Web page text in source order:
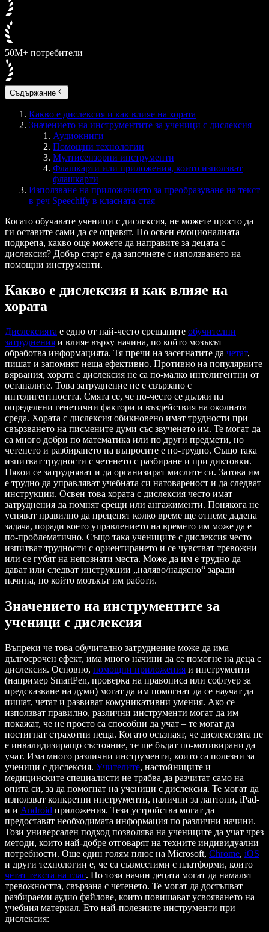
50M+ потребители
Съдържание
Какво е дислексия и как влияе на хората
Значението на инструментите за ученици с дислексия
Аудиокниги
Помощни технологии
Мултисензорни инструменти
Флашкарти или приложения, които използват
флашкарти
Използване на приложението за преобразуване на текст
в реч Speechify в класната стая
Когато обучавате ученици с дислексия, не можете просто да
ги оставите сами да се оправят. Но освен емоционалната
подкрепа, какво още можете да направите за децата с
дислексия? Добър старт е да започнете с използването на
помощни инструменти.
Какво е дислексия и как влияе на
хората
Дислексията е едно от най-често срещаните обучителни
затруднения и влияе върху начина, по който мозъкът
обработва информацията. Тя пречи на засегнатите да четат,
пишат и запомнят неща ефективно. Противно на популярните
вярвания, хората с дислексия не са по-малко интелигентни от
останалите. Това затруднение не е свързано с
интелигентността. Смята се, че по-често се дължи на
определени генетични фактори и въздействия на околната
среда. Хората с дислексия обикновено имат трудности при
свързването на писмените думи със звученето им. Те могат да
са много добри по математика или по други предмети, но
четенето и разбирането на въпросите е по-трудно. Също така
изпитват трудности с четенето с разбиране и при диктовки.
Някои се затрудняват и да организират мислите си. Затова им
е трудно да управляват учебната си натовареност и да следват
инструкции. Освен това хората с дислексия често имат
затруднения да помнят срещи или ангажименти. Понякога не
успяват правилно да преценят колко време ще отнеме дадена
задача, поради което управлението на времето им може да е
по-проблематично. Също така учениците с дислексия често
изпитват трудности с ориентирането и се чувстват тревожни
или се губят на непознати места. Може да им е трудно да
дават или следват инструкции „наляво/надясно“ заради
начина, по който мозъкът им работи.
Значението на инструментите за
ученици с дислексия
Въпреки че това обучително затруднение може да има
дългосрочен ефект, има много начини да се помогне на деца с
дислексия. Основно, помощни приложения и инструменти
(например SmartPen, проверка на правописа или софтуер за
предсказване на думи) могат да им помогнат да се научат да
пишат, четат и развиват комуникативни умения. Ако се
използват правилно, различни инструменти могат да им
покажат, че не просто са способни да учат – те могат да
постигнат страхотни неща. Когато осъзнаят, че дислексията не
е инвалидизиращо състояние, те ще бъдат по-мотивирани да
учат. Има много различни инструменти, които са полезни за
ученици с дислексия. Учителите, настойниците и
медицинските специалисти не трябва да разчитат само на
опита си, за да помогнат на ученици с дислексия. Те могат да
използват конкретни инструменти, налични за лаптопи, iPad-
и и Android приложения. Тези устройства могат да
предоставят необходимата информация по различни начини.
Този универсален подход позволява на учениците да учат чрез
методи, които най-добре отговарят на техните индивидуални
потребности. Още един голям плюс на Microsoft, Chrome, iOS
и други технологии е, че са съвместими с платформи, които
четат текста на глас. По този начин децата могат да намалят
тревожността, свързана с четенето. Те могат да достъпват
разбираеми аудио файлове, които повишават усвояването на
учебния материал. Ето най-полезните инструменти при
дислексия: